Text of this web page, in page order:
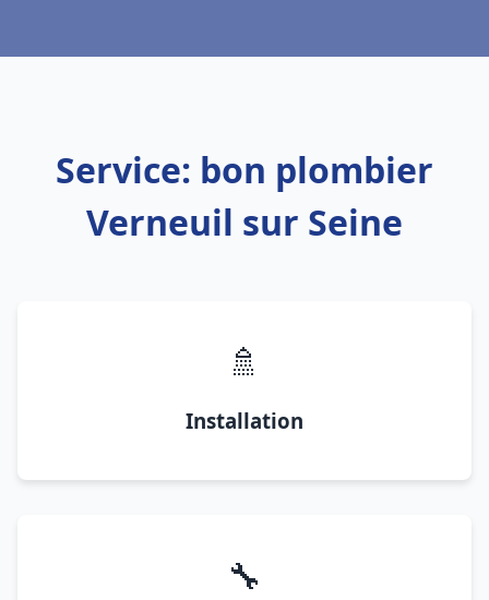
Service: bon plombier
Verneuil sur Seine
🚿
Installation
🔧